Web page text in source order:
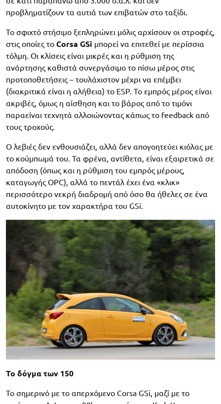
προβληματίζουν τα αυτιά των επιβατών στο ταξίδι.
Το σφιχτό στήσιμο ξεπληρώνει μόλις αρχίσουν οι στροφές,
στις οποίες το Corsa GSi μπορεί να επιτεθεί με περίσσια
τόλμη. Οι κλίσεις είναι μικρές και η ρύθμιση της
ανάρτησης καθιστά συνεργάσιμο το πίσω μέρος στις
προτοποθετήσεις – τουλάχιστον μέχρι να επέμβει
(διακριτικά είναι η αλήθεια) το ESP. Το εμπρός μέρος είναι
ακριβές, όμως η αίσθηση και το βάρος από το τιμόνι
παραείναι τεχνητά αλλοιώνοντας κάπως το feedback από
τους τροχούς.
Ο λεβιές δεν ενθουσιάζει, αλλά δεν απογοητεύει κιόλας με
το κούμπωμά του. Τα φρένα, αντίθετα, είναι εξαιρετικά σε
απόδοση (όπως και η ρύθμιση του εμπρός μέρους,
καταγωγής OPC), αλλά το πεντάλ έχει ένα «κλικ»
περισσότερο νεκρή διαδρομή από όσο θα ήθελες σε ένα
αυτοκίνητο με τον χαρακτήρα του GSi.
To δόγμα των 150
Το σημερινό με το απερχόμενο Corsa GSi, μαζί με το